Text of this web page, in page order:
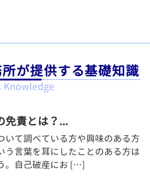
が提供する基礎知識
Knowledge
免責とは？...
いて調べている方や興味のある方
う言葉を耳にしたことのある方は
。自己破産にお […]